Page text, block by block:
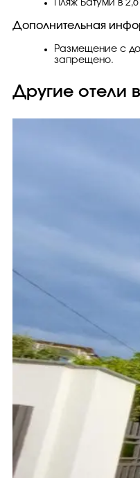
Пляж Батуми в
Дополнительная
Размещение с
запрещено.
Другие отели